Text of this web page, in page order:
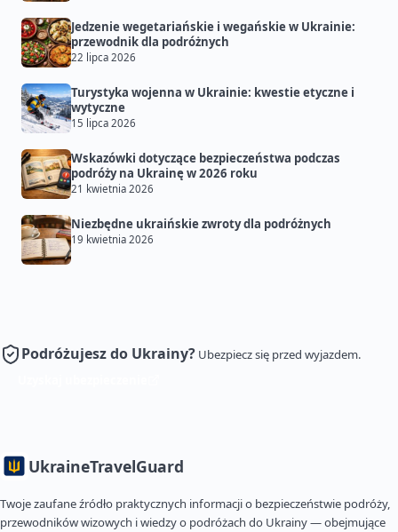
Jedzenie wegetariańskie i wegańskie w Ukrainie:
przewodnik dla podróżnych
22 lipca 2026
Turystyka wojenna w Ukrainie: kwestie etyczne i
wytyczne
15 lipca 2026
Wskazówki dotyczące bezpieczeństwa podczas
podróży na Ukrainę w 2026 roku
21 kwietnia 2026
Niezbędne ukraińskie zwroty dla podróżnych
19 kwietnia 2026
Podróżujesz do Ukrainy? Ubezpiecz się przed wyjazdem.
UkraineTravelGuard
Twoje zaufane źródło praktycznych informacji o bezpieczeństwie podróży,
przewodników wizowych i wiedzy o podróżach do Ukrainy — obejmujące